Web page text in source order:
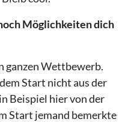
Möglichkeiten dich
ganzen Wettbewerb.
Start nicht aus der
Beispiel hier von der
Start jemand bemerkte